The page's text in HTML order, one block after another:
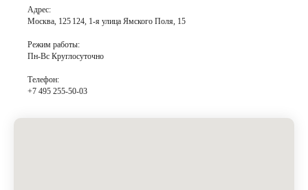
Адрес:
Москва, 125 124, 1-я улица Ямского Поля, 15
Режим работы:
Пн-Вс Круглосуточно
Телефон:
+7 495 255-50-03